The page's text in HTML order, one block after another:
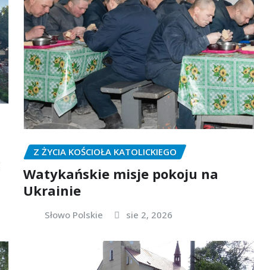
Z ŻYCIA KOŚCIOŁA KATOLICKIEGO
Watykańskie misje pokoju na
Ukrainie
Słowo Polskie sie 2, 2026